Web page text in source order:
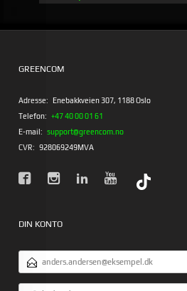
Rabat
GREENCOM
Adresse: Enebakkveien 307, 1188 Oslo
Telefon: +47 40 00 01 61
E-mail: support@greencom.no
CVR: 928069249MVA
DIN KONTO
KODEORD